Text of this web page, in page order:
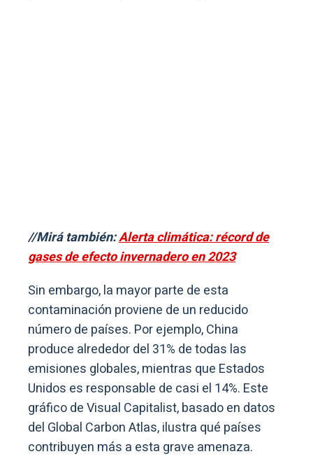
//Mirá también:Alerta climática: récord de
gases de efecto invernadero en 2023
Sin embargo, la mayor parte de esta
contaminación proviene de un reducido
número de países. Por ejemplo, China
produce alrededor del 31% de todas las
emisiones globales, mientras que Estados
Unidos es responsable de casi el 14%. Este
gráfico de Visual Capitalist, basado en datos
del Global Carbon Atlas, ilustra qué países
contribuyen más a esta grave amenaza.